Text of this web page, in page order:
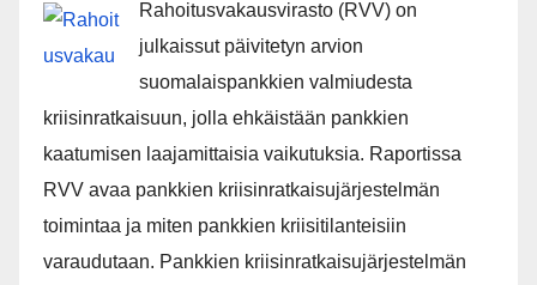
Rahoitusvakausvirasto (RVV) on
julkaissut päivitetyn arvion
suomalaispankkien valmiudesta
kriisinratkaisuun, jolla ehkäistään pankkien
kaatumisen laajamittaisia vaikutuksia. Raportissa
RVV avaa pankkien kriisinratkaisujärjestelmän
toimintaa ja miten pankkien kriisitilanteisiin
varaudutaan. Pankkien kriisinratkaisujärjestelmän